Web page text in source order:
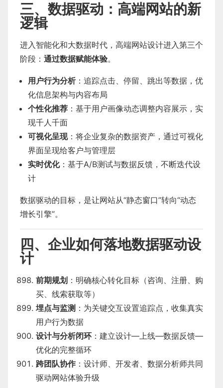
三、数据驱动：高端网站的新
逻辑
进入智能化和大数据时代，高端网站设计进入第三个
阶段： 通过数据赋能体验。
用户行为分析：追踪点击、停留、跳出等数据，优
化信息架构与内容布局
个性化推荐 ：基于用户画像动态调整内容展示，实
现千人千面
可视化呈现：将企业复杂的数据资产，通过可视化
界面呈现给客户与管理层
实时优化：基于A/B测试与数据反馈，不断迭代设
计
数据驱动的目标，是让网站从“静态窗口”转向“动态
增长引擎”。
四、企业如何落地数据驱动设
计
前期规划 ：明确核心转化目标（咨询、注册、购
买、线索获取等）
埋点与监测 ：为关键交互设置追踪点，收集真实
用户行为数据
设计与分析闭环：建立设计—上线—数据反馈—
优化的完整循环
跨团队协作 ：设计师、开发者、数据分析师共同
驱动网站体验升级